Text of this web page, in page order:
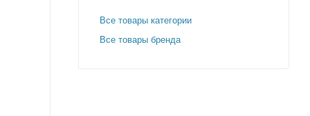
Все товары категории
Все товары бренда